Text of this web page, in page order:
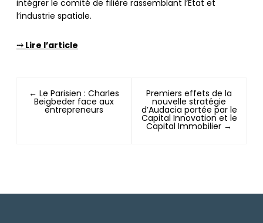
intégrer le comité de filière rassemblant l’Etat et
l’industrie spatiale.
⤏ Lire l’article
← Le Parisien : Charles
Beigbeder face aux
entrepreneurs
Premiers effets de la
nouvelle stratégie
d’Audacia portée par le
Capital Innovation et le
Capital Immobilier →